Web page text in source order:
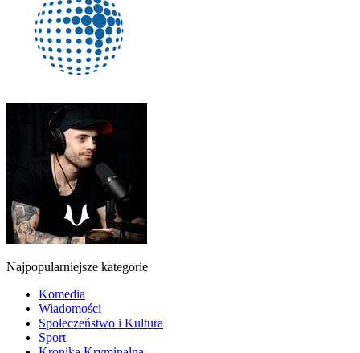
Najpopularniejsze kategorie
Komedia
Wiadomości
Społeczeństwo i Kultura
Sport